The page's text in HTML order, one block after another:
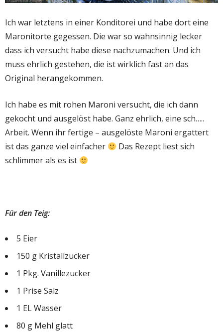
Ich war letztens in einer Konditorei und habe dort eine
Maronitorte gegessen. Die war so wahnsinnig lecker
dass ich versucht habe diese nachzumachen. Und ich
muss ehrlich gestehen, die ist wirklich fast an das
Original herangekommen.
Ich habe es mit rohen Maroni versucht, die ich dann
gekocht und ausgelöst habe. Ganz ehrlich, eine sch…..
Arbeit. Wenn ihr fertige – ausgelöste Maroni ergattert
ist das ganze viel einfacher
Das Rezept liest sich
schlimmer als es ist
Für den Teig:
5 Eier
150 g Kristallzucker
1 Pkg. Vanillezucker
1 Prise Salz
1 EL Wasser
80 g Mehl glatt